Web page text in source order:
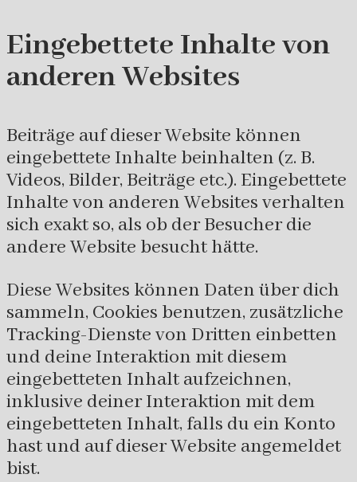
Eingebettete Inhalte von
anderen Websites
Beiträge auf dieser Website können
eingebettete Inhalte beinhalten (z. B.
Videos, Bilder, Beiträge etc.). Eingebettete
Inhalte von anderen Websites verhalten
sich exakt so, als ob der Besucher die
andere Website besucht hätte.
Diese Websites können Daten über dich
sammeln, Cookies benutzen, zusätzliche
Tracking-Dienste von Dritten einbetten
und deine Interaktion mit diesem
eingebetteten Inhalt aufzeichnen,
inklusive deiner Interaktion mit dem
eingebetteten Inhalt, falls du ein Konto
hast und auf dieser Website angemeldet
bist.